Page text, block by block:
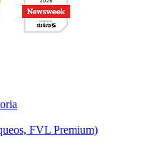
FVL Premium)